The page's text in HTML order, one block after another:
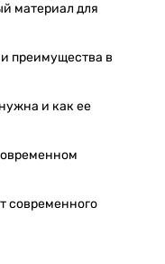
материал для
преимущества в
и как ее
современного